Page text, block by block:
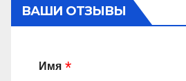
ВАШИ ОТЗЫВЫ
Имя